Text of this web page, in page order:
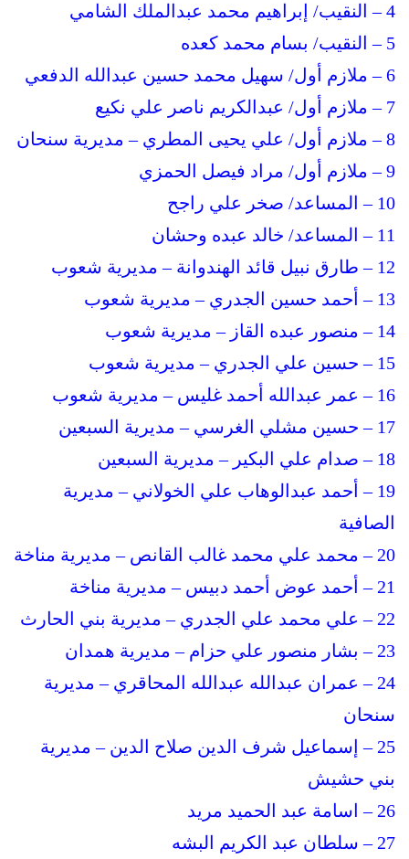
4 – النقيب/ إبراهيم محمد عبدالملك الشامي
5 – النقيب/ بسام محمد كعده
6 – ملازم أول/ سهيل محمد حسين عبدالله الدفعي
7 – ملازم أول/ عبدالكريم ناصر علي نكيع
8 – ملازم أول/ علي يحيى المطري – مديرية سنحان
9 – ملازم أول/ مراد فيصل الحمزي
10 – المساعد/ صخر علي راجح
11 – المساعد/ خالد عبده وحشان
12 – طارق نبيل قائد الهندوانة – مديرية شعوب
13 – أحمد حسين الجدري – مديرية شعوب
14 – منصور عبده القاز – مديرية شعوب
15 – حسين علي الجدري – مديرية شعوب
16 – عمر عبدالله أحمد غليس – مديرية شعوب
17 – حسين مشلي الغرسي – مديرية السبعين
18 – صدام علي البكير – مديرية السبعين
19 – أحمد عبدالوهاب علي الخولاني – مديرية
الصافية
20 – محمد علي محمد غالب القانص – مديرية مناخة
21 – أحمد عوض أحمد دبيس – مديرية مناخة
22 – علي محمد علي الجدري – مديرية بني الحارث
23 – بشار منصور علي حزام – مديرية همدان
24 – عمران عبدالله عبدالله المحاقري – مديرية
سنحان
25 – إسماعيل شرف الدين صلاح الدين – مديرية
بني حشيش
26 – اسامة عبد الحميد مريد
27 – سلطان عبد الكريم البشه